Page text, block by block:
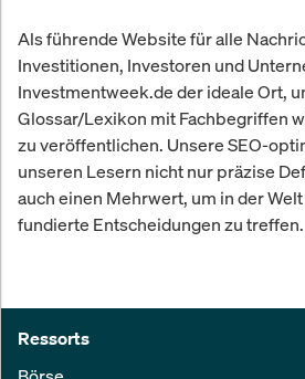
Als führende Website für alle
Investitionen, Investoren und
Investmentweek.de der ideale Ort,
Glossar/Lexikon mit Fachbegriffen
zu veröffentlichen. Unsere SEO-
unseren Lesern nicht nur präzise
auch einen Mehrwert, um in der
fundierte Entscheidungen zu treffen.
Ressorts